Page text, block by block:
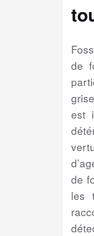
de
est
de
les